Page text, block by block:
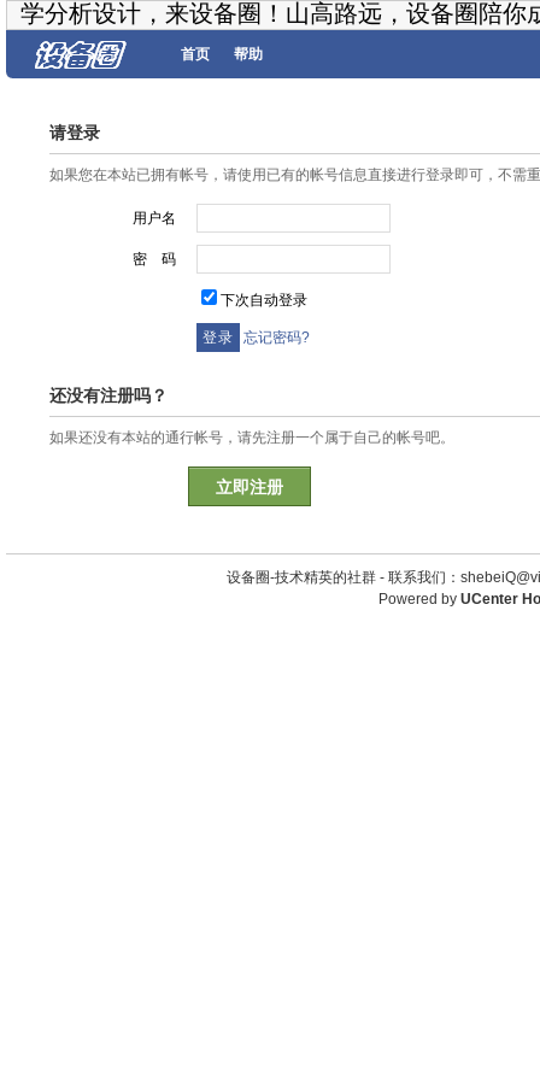
学分析设计，来设备圈！山高路远，设备圈陪你
首页 帮助
请登录
如果您在本站已拥有帐号，请使用已有的帐号信息直接进行登录即可，不需
用户名
密 码
下次自动登录
忘记密码?
还没有注册吗？
如果还没有本站的通行帐号，请先注册一个属于自己的帐号吧。
立即注册
设备圈-技术精英的社群 - 联系我们：
Powered by UCenter